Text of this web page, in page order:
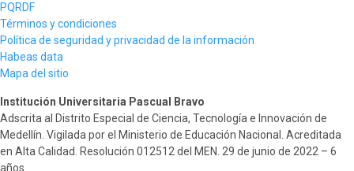
PQRDF
Términos y condiciones
Política de seguridad y privacidad de la información
Habeas data
Mapa del sitio
Institución Universitaria Pascual Bravo
Adscrita al Distrito Especial de Ciencia, Tecnología e Innovación de
Medellín. Vigilada por el Ministerio de Educación Nacional. Acreditada
en Alta Calidad. Resolución 012512 del MEN. 29 de junio de 2022 – 6
años.